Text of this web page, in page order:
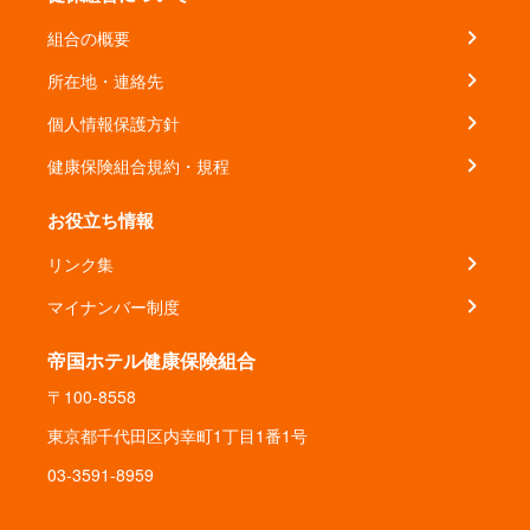
組合の概要
所在地・連絡先
個人情報保護方針
健康保険組合規約・規程
お役立ち情報
リンク集
マイナンバー制度
帝国ホテル健康保険組合
〒100-8558
東京都千代田区内幸町1丁目1番1号
03-3591-8959